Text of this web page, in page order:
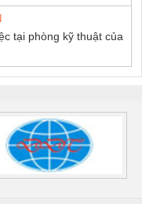
tại phòng kỹ thuật của